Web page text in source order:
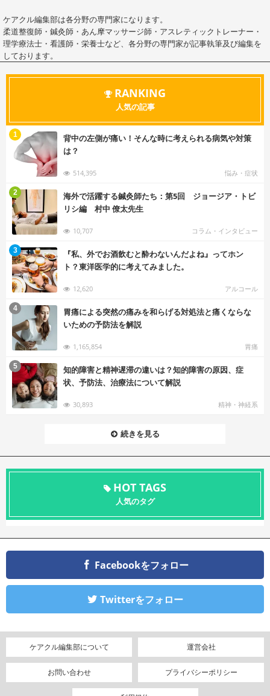
ケアクル編集部は各分野の専門家になります。
柔道整復師・鍼灸師・あん摩マッサージ師・アスレティックトレーナー・
理学療法士・看護師・栄養士など、各分野の専門家が記事執筆及び編集を
しております。
RANKING
人気の記事
背中の左側が痛い！そんな時に考えられる病気や対策
は？
514,395 悩み・症状
1
海外で活躍する鍼灸師たち：第5回 ジョージア・トビ
リシ編 村中 僚太先生
10,707 コラム・インタビュー
2
『私、外でお酒飲むと酔わないんだよね』ってホン
ト？東洋医学的に考えてみました。
12,620 アルコール
3
胃痛による突然の痛みを和らげる対処法と痛くならな
いための予防法を解説
1,165,854 胃痛
4
知的障害と精神遅滞の違いは？知的障害の原因、症
状、予防法、治療法について解説
30,893 精神・神経系
5
続きを見る
HOT TAGS
人気のタグ
Facebookをフォロー
Twitterをフォロー
ケアクル編集部について 運営会社
お問い合わせ プライバシーポリシー